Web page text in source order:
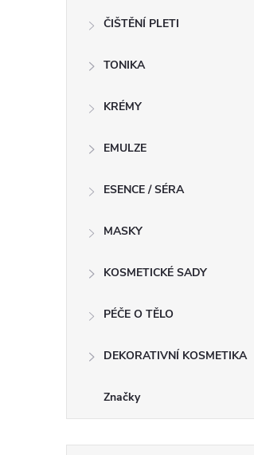
ČIŠTĚNÍ PLETI
TONIKA
KRÉMY
EMULZE
ESENCE / SÉRA
MASKY
KOSMETICKÉ SADY
PÉČE O TĚLO
DEKORATIVNÍ KOSMETIKA
Značky